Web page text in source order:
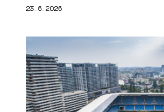
23. 6. 2026